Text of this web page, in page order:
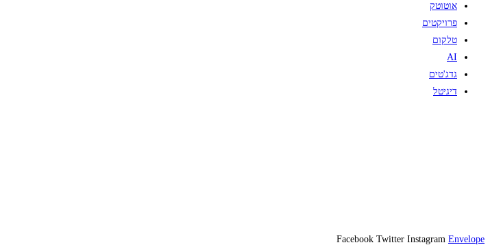
אוטוטק
פרויקטים
טלקום
AI
גדג'טים
דיגיטל
Facebook Twitter Instagram Envelope